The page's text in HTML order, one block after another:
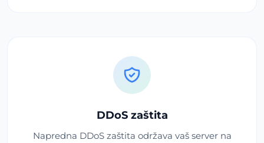
DDoS zaštita
Napredna DDoS zaštita održava vaš server na